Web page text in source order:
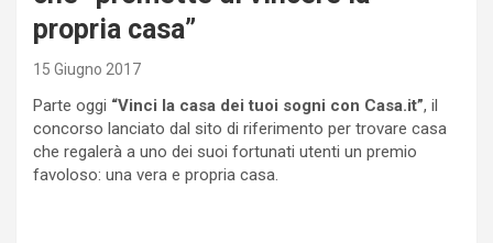
propria casa”
15 Giugno 2017
Parte oggi “Vinci la casa dei tuoi sogni con Casa.it”, il
concorso lanciato dal sito di riferimento per trovare casa
che regalerà a uno dei suoi fortunati utenti un premio
favoloso: una vera e propria casa.